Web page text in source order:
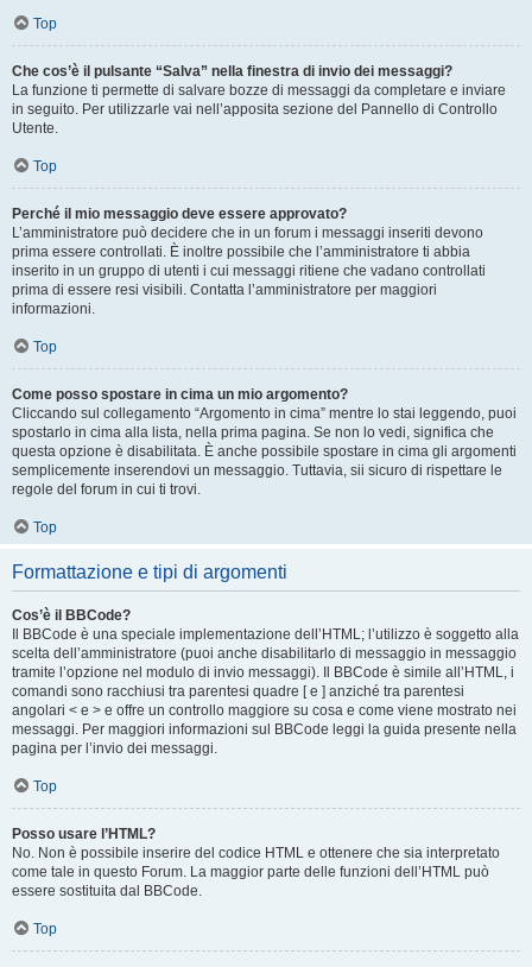
Top
Che cos’è il pulsante “Salva” nella finestra di invio dei messaggi?
La funzione ti permette di salvare bozze di messaggi da completare e inviare
in seguito. Per utilizzarle vai nell’apposita sezione del Pannello di Controllo
Utente.
Top
Perché il mio messaggio deve essere approvato?
L’amministratore può decidere che in un forum i messaggi inseriti devono
prima essere controllati. È inoltre possibile che l’amministratore ti abbia
inserito in un gruppo di utenti i cui messaggi ritiene che vadano controllati
prima di essere resi visibili. Contatta l’amministratore per maggiori
informazioni.
Top
Come posso spostare in cima un mio argomento?
Cliccando sul collegamento “Argomento in cima” mentre lo stai leggendo, puoi
spostarlo in cima alla lista, nella prima pagina. Se non lo vedi, significa che
questa opzione è disabilitata. È anche possibile spostare in cima gli argomenti
semplicemente inserendovi un messaggio. Tuttavia, sii sicuro di rispettare le
regole del forum in cui ti trovi.
Top
Formattazione e tipi di argomenti
Cos’è il BBCode?
Il BBCode è una speciale implementazione dell’HTML; l’utilizzo è soggetto alla
scelta dell’amministratore (puoi anche disabilitarlo di messaggio in messaggio
tramite l’opzione nel modulo di invio messaggi). Il BBCode è simile all’HTML, i
comandi sono racchiusi tra parentesi quadre [ e ] anziché tra parentesi
angolari < e > e offre un controllo maggiore su cosa e come viene mostrato nei
messaggi. Per maggiori informazioni sul BBCode leggi la guida presente nella
pagina per l’invio dei messaggi.
Top
Posso usare l’HTML?
No. Non è possibile inserire del codice HTML e ottenere che sia interpretato
come tale in questo Forum. La maggior parte delle funzioni dell’HTML può
essere sostituita dal BBCode.
Top